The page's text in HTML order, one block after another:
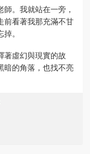
。我就站在一旁，
前看著我那充滿不甘
。
著虛幻與現實的故
暗的角落，也找不亮